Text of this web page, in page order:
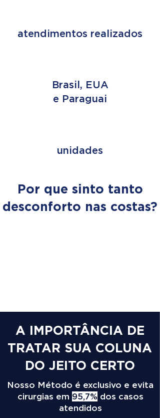
atendimentos realizados
Brasil, EUA
e Paraguai
unidades
Por que sinto tanto
desconforto nas costas?
A IMPORTÂNCIA DE
TRATAR SUA COLUNA
DO JEITO CERTO
Nosso Método é exclusivo e evita
cirurgias em 95,7% dos casos
atendidos